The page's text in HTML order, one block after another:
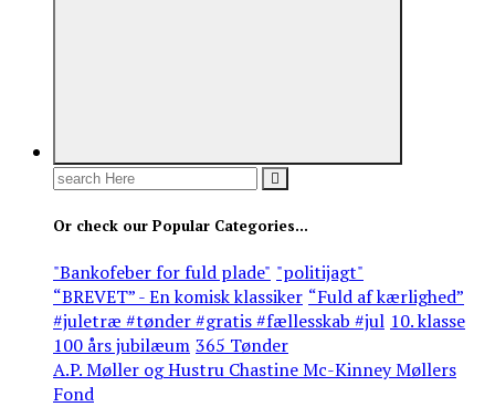
Search
Or check our Popular Categories...
"Bankofeber for fuld plade" "politijagt"
“BREVET” - En komisk klassiker “Fuld af kærlighed”
#juletræ #tønder #gratis #fællesskab #jul 10. klasse
100 års jubilæum 365 Tønder
A.P. Møller og Hustru Chastine Mc-Kinney Møllers
Fond